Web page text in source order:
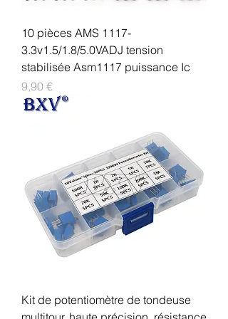
10 pièces AMS 1117-
3.3v1.5/1.8/5.0VADJ tension
stabilisée Asm1117 puissance Ic
Prix
9,90 €
Kit de potentiomètre de tondeuse